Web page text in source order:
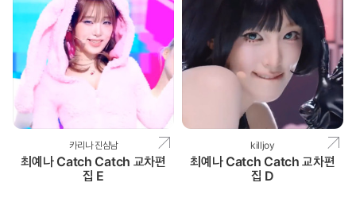
카리나 진심남
최예나 Catch Catch 교차편
집 E
killjoy
최예나 Catch Catch 교차편
집 D